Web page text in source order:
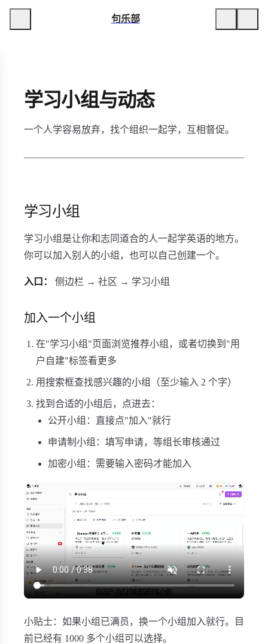
句乐部
学习小组与动态
一个人学容易放弃，找个组织一起学，互相督促。
学习小组
学习小组是让你和志同道合的人一起学英语的地方。
你可以加入别人的小组，也可以自己创建一个。
入口： 侧边栏 → 社区 → 学习小组
加入一个小组
在"学习小组"页面浏览推荐小组，或者切换到"用
户自建"标签看更多
用搜索框查找感兴趣的小组（至少输入 2 个字）
找到合适的小组后，点进去：
公开小组：直接点"加入"就行
申请制小组：填写申请，等组长审核通过
加密小组：需要输入密码才能加入
小贴士：如果小组已满员，换一个小组加入就行。目
前已经有 1000 多个小组可以选择。